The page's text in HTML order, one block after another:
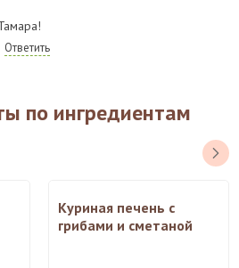
Ответить
по ингредиентам
Куриная печень с
грибами и сметаной